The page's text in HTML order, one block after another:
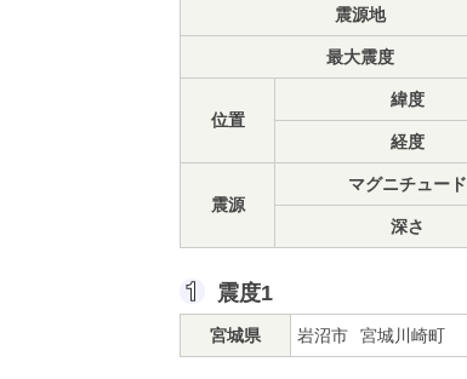
震源地
最大震度
位置
緯度
経度
震源
マグニチュード
深さ
震度1
宮城県 岩沼市 宮城川崎町